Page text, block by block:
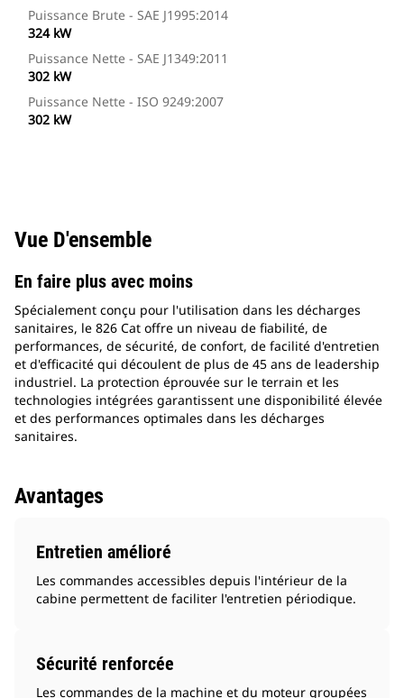
Puissance Brute - SAE J1995:2014
324 kW
Puissance Nette - SAE J1349:2011
302 kW
Puissance Nette - ISO 9249:2007
302 kW
Vue D'ensemble
En faire plus avec moins
Spécialement conçu pour l'utilisation dans les décharges
sanitaires, le 826 Cat offre un niveau de fiabilité, de
performances, de sécurité, de confort, de facilité d'entretien
et d'efficacité qui découlent de plus de 45 ans de leadership
industriel. La protection éprouvée sur le terrain et les
technologies intégrées garantissent une disponibilité élevée
et des performances optimales dans les décharges
sanitaires.
Avantages
Entretien amélioré
Les commandes accessibles depuis l'intérieur de la
cabine permettent de faciliter l'entretien périodique.
Sécurité renforcée
Les commandes de la machine et du moteur groupées